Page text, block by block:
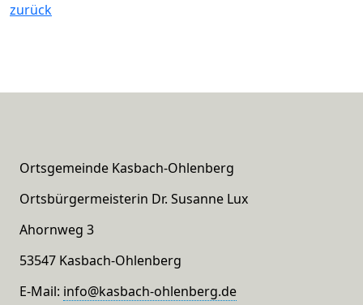
zurück
Ortsgemeinde Kasbach-Ohlenberg
Ortsbürgermeisterin Dr. Susanne Lux
Ahornweg 3
53547 Kasbach-Ohlenberg
E-Mail: info@kasbach-ohlenberg.de